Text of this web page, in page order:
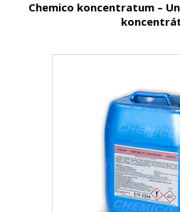
Chemico koncentratum –